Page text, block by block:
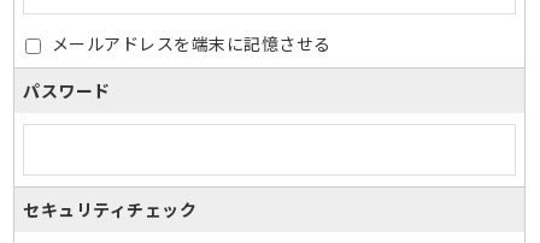
メールアドレスを端末に記憶させる
パスワード
セキュリティチェック